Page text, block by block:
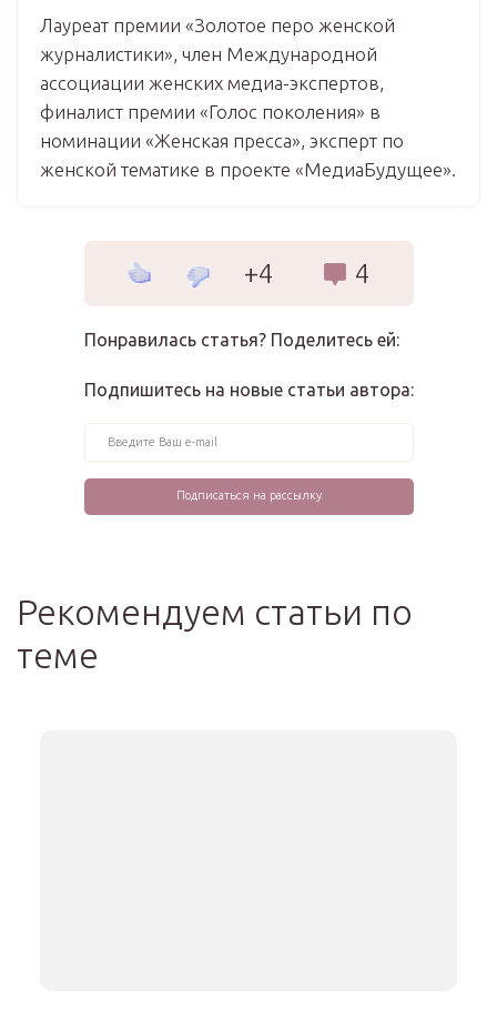
Лауреат премии «Золотое перо женской
журналистики», член Международной
ассоциации женских медиа-экспертов,
финалист премии «Голос поколения» в
номинации «Женская пресса», эксперт по
женской тематике в проекте «МедиаБудущее».
+4 4
Понравилась статья? Поделитесь ей:
Подпишитесь на новые статьи автора:
Рекомендуем статьи по
теме